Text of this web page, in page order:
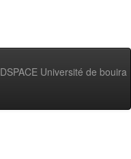
DSPACE Université de bouira